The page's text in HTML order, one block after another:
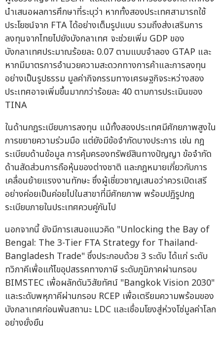
นำเสนอผลการศึกษาที่ระบุว่า หากทั้งสองประเทศสามารถใช้
ประโยชน์จาก FTA ได้อย่างเต็มรูปแบบ รวมถึงส่งเสริมการ
ลงทุนจากไทยไปยังบังกลาเทศ จะช่วยเพิ่ม GDP ของ
บังกลาเทศประมาณร้อยละ 0.07 ตามแบบจำลอง GTAP และ
หากมีมาตรการอำนวยความสะดวกทางการค้าและการลงทุน
อย่างเป็นรูปธรรม มูลค่ากิจกรรมทางเศรษฐกิจระหว่างสอง
ประเทศอาจเพิ่มขึ้นมากกว่าร้อยละ 40 ตามการประเมินของ
TINA
ในด้านกฎระเบียบการลงทุน แม้ทั้งสองประเทศมีศักยภาพสูงใน
การขยายความร่วมมือ แต่ยังมีข้อจำกัดบางประการ เช่น กฎ
ระเบียบด้านข้อมูล การคุ้มครองทรัพย์สินทางปัญญา ข้อจำกัด
ด้านสัดส่วนการถือหุ้นของต่างชาติ และกฎหมายเกี่ยวกับการ
เคลื่อนย้ายแรงงานทักษะ ซึ่งผู้เชี่ยวชาญเสนอว่าควรเปิดเสรี
อย่างค่อยเป็นค่อยไปในสาขาที่มีศักยภาพ พร้อมปฏิรูปกฎ
ระเบียบภายในประเทศควบคู่กันไป
นอกจากนี้ ยังมีการเสนอแนวคิด "Unlocking the Bay of
Bengal: The 3-Tier FTA Strategy for Thailand-
Bangladesh Trade" ซึ่งประกอบด้วย 3 ระดับ ได้แก่ ระดับ
ทวิภาคีเพื่อแก้ไขอุปสรรคทางภาษี ระดับภูมิภาคผ่านกรอบ
BIMSTEC เพื่อผลักดันวิสัยทัศน์ "Bangkok Vision 2030"
และระดับพหุภาคีผ่านกรอบ RCEP เพื่อเตรียมความพร้อมของ
บังกลาเทศก่อนพ้นสถานะ LDC และเชื่อมโยงสู่ห่วงโซ่มูลค่าโลก
อย่างยั่งยืน